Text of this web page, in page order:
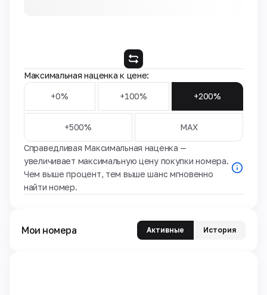
Максимальная наценка к цене:
+0% +100% +200%
+500% MAX
Справедливая Максимальная наценка —
увеличивает максимальную цену покупки номера.
Чем выше процент, тем выше шанс мгновенно
найти номер.
Мои номера Активные История